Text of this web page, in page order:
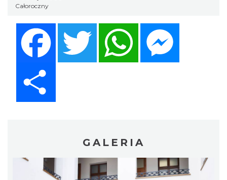
Całoroczny
Twitter
GALERIA